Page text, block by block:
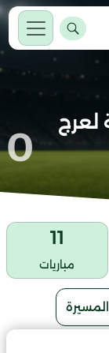
لعرج
0
11
مباريات
المسيرة